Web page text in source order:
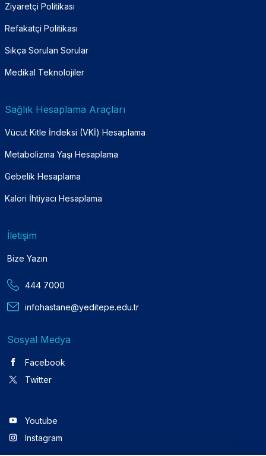
Ziyaretçi Politikası
Refakatçi Politikası
Sıkça Sorulan Sorular
Medikal Teknolojiler
Sağlık Hesaplama Araçları
Vücut Kitle İndeksi (VKİ) Hesaplama
Metabolizma Yaşı Hesaplama
Gebelik Hesaplama
Kalori İhtiyacı Hesaplama
İletişim
Bize Yazın
444 7000
infohastane@yeditepe.edu.tr
Sosyal Medya
Facebook
Twitter
Youtube
Instagram